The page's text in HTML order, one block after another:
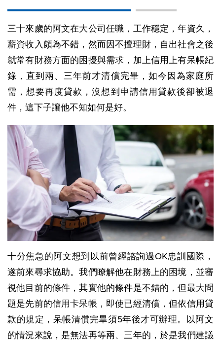
三十來歲的阿文在大公司任職，工作穩定，年資久，
薪資收入頗為不錯，然而因不擅理財，自出社會之後
就常有財務方面的困擾與需求，加上信用上有呆帳紀
錄，直到兩、三年前才清償完畢，如今因為家庭所
需，想要再度貸款，沒想到申請信用貸款後卻被退
件，這下子讓他不知如何是好。
十分焦急的阿文想到以前曾經諮詢過OK忠訓國際，
遂前來尋求協助。我們瞭解他在財務上的困境，並審
視他目前的條件，其實他的條件是不錯的，但最大問
題是先前的信用卡呆帳，即使已經清償，但依信用貸
款的規定，呆帳清償完畢須5年後才可辦理。以阿文
的情況來說，是無法再等兩、三年的，於是我們建議